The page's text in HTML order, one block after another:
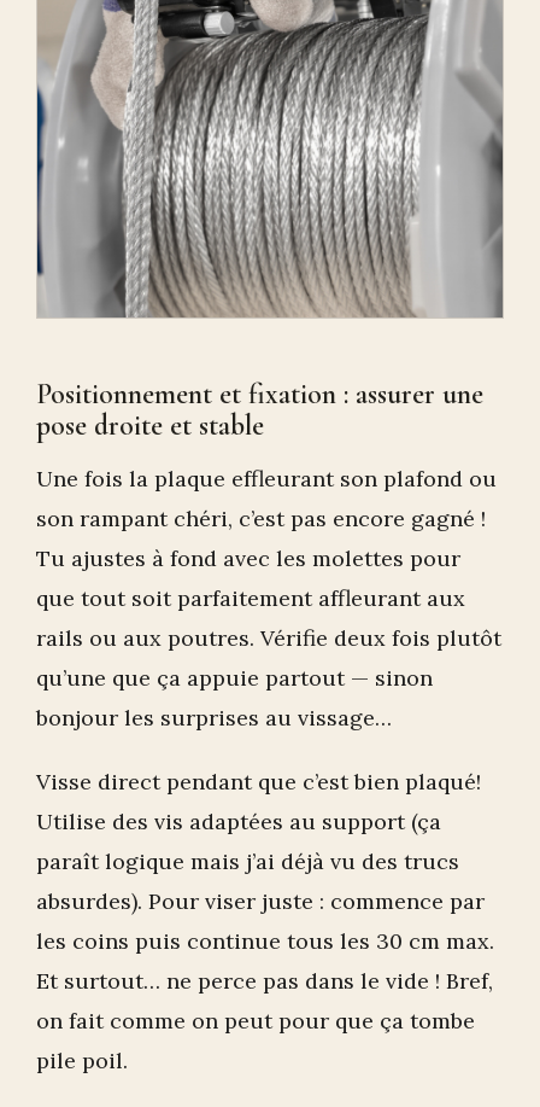
Positionnement et fixation : assurer une
pose droite et stable
Une fois la plaque effleurant son plafond ou
son rampant chéri, c’est pas encore gagné !
Tu ajustes à fond avec les molettes pour
que tout soit parfaitement affleurant aux
rails ou aux poutres. Vérifie deux fois plutôt
qu’une que ça appuie partout — sinon
bonjour les surprises au vissage…
Visse direct pendant que c’est bien plaqué!
Utilise des vis adaptées au support (ça
paraît logique mais j’ai déjà vu des trucs
absurdes). Pour viser juste : commence par
les coins puis continue tous les 30 cm max.
Et surtout… ne perce pas dans le vide ! Bref,
on fait comme on peut pour que ça tombe
pile poil.